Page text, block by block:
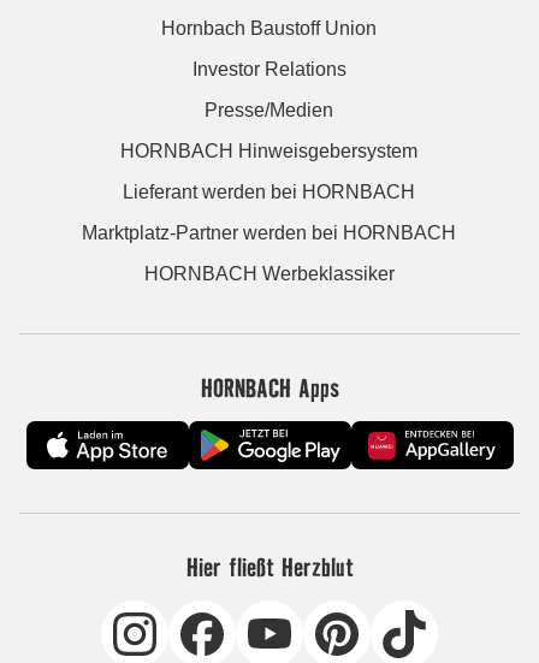
Hornbach Baustoff Union
Investor Relations
Presse/Medien
HORNBACH Hinweisgebersystem
Lieferant werden bei HORNBACH
Marktplatz-Partner werden bei HORNBACH
HORNBACH Werbeklassiker
HORNBACH Apps
Hier fließt Herzblut